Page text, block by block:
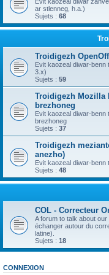
ar stlenneg, h.a.)
Sujets : 68
Troidigezh
Evit kaozeal diwar-
3.x)
Sujets : 59
Troidigezh Mozilla
brezhoneg
Evit kaozeal diwar-benn
brezhoneg
Sujets : 37
Troidigezh
anezho)
Evit kaozeal diwar-benn
Sujets : 48
COL - Correcteur
A forum to talk about
échanger autour du
latine).
Sujets : 18
CONNEXION